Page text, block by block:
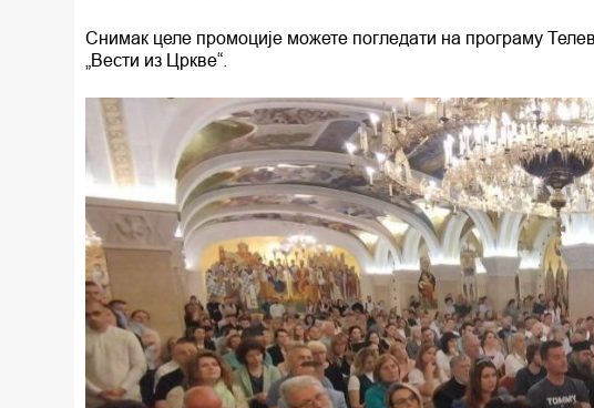
Снимак целе промоције можете погледати на програму
„Вести из Цркве“.